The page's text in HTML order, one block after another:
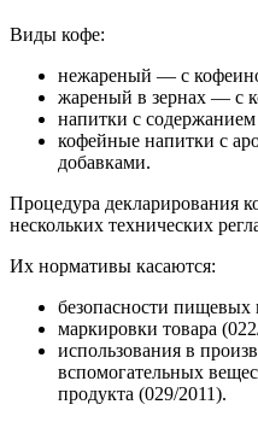
Виды кофе:
нежареный — с
жареный в зернах — с
напитки с содержанием
кофейные напитки с
добавками.
Процедура декларирования
нескольких технических
Их нормативы касаются:
безопасности пищевых
маркировки товара
использования в
вспомогательных
продукта (029/2011).